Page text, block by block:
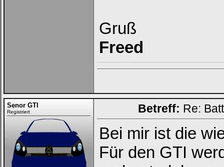
Gruß
Freed
Senor GTI
Registriert Betreff: Re:
Bei mir ist die
Für den GTI